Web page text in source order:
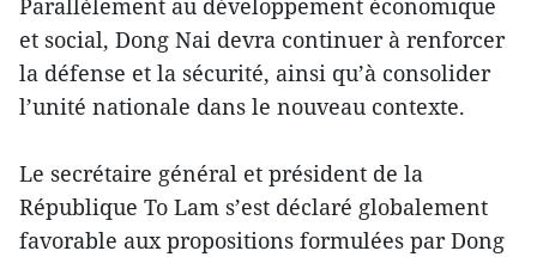
Parallèlement au développement économique
et social, Dong Nai devra continuer à renforcer
la défense et la sécurité, ainsi qu’à consolider
l’unité nationale dans le nouveau contexte.
Le secrétaire général et président de la
République To Lam s’est déclaré globalement
favorable aux propositions formulées par Dong